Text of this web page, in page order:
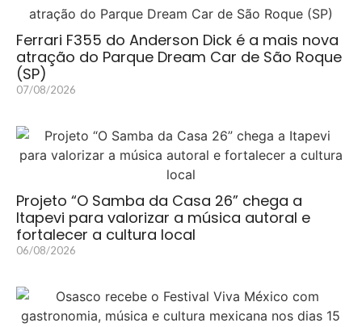
Ferrari F355 do Anderson Dick é a mais nova
atração do Parque Dream Car de São Roque
(SP)
07/08/2026
Projeto “O Samba da Casa 26” chega a
Itapevi para valorizar a música autoral e
fortalecer a cultura local
06/08/2026